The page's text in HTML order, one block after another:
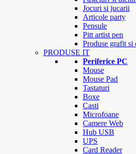
Jocuri si jucarii
Articole party
Pensule
Pitt artist pen
Produse grafit si
PRODUSE IT
Periferice PC
Mouse
Mouse Pad
Tastaturi
Boxe
Casti
Microfoane
Camere Web
Hub USB
UPS
Card Reader